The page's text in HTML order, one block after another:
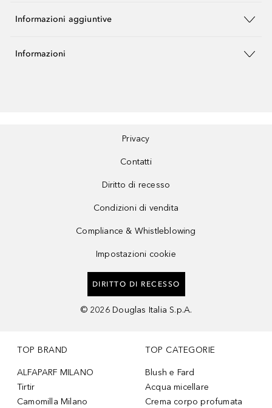
Informazioni aggiuntive
Informazioni
Privacy
Contatti
Diritto di recesso
Condizioni di vendita
Compliance & Whistleblowing
Impostazioni cookie
DIRITTO DI RECESSO
© 2026 Douglas Italia S.p.A.
TOP BRAND
ALFAPARF MILANO
Tirtir
Camomilla Milano
TOP CATEGORIE
Blush e Fard
Acqua micellare
Crema corpo profumata